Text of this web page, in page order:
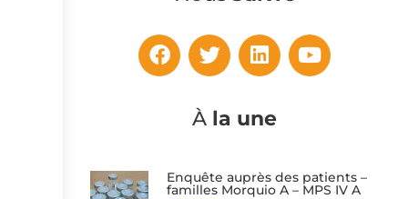
À la une
Enquête auprès des patients –
familles Morquio A – MPS IV A